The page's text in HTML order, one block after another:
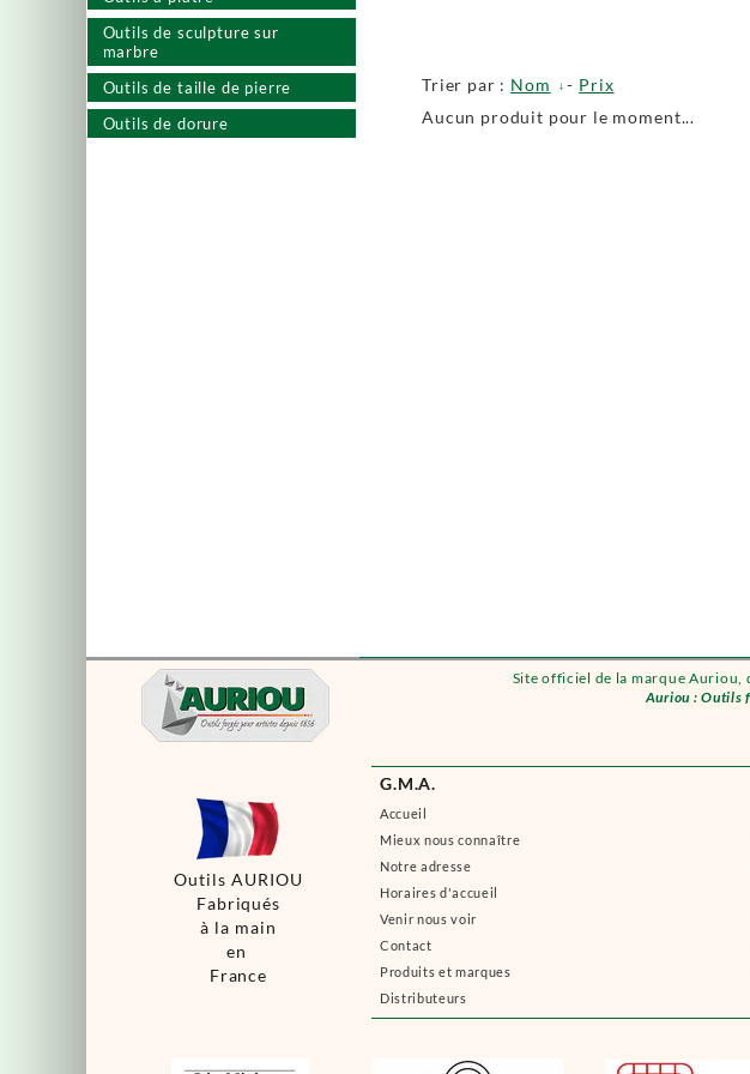
Site officiel de la marque Auriou,
Auriou : Outils
Outils de sculpture sur
marbre
Outils de taille de pierre
Outils de dorure
G.M.A.
Accueil
Mieux nous connaître
Notre adresse
Horaires d'accueil
Venir nous voir
Contact
Produits et marques
Distributeurs
Outils AURIOU
Fabriqués
à la main
en
France
Trier par : Nom - Prix
Aucun produit pour le moment...